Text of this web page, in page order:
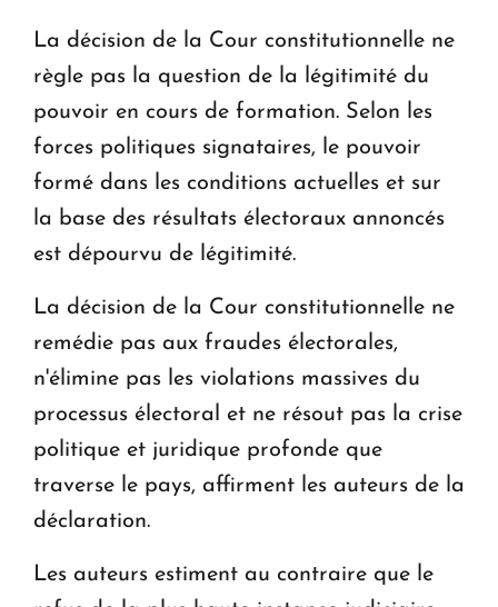
La décision de la Cour constitutionnelle ne
règle pas la question de la légitimité du
pouvoir en cours de formation. Selon les
forces politiques signataires, le pouvoir
formé dans les conditions actuelles et sur
la base des résultats électoraux annoncés
est dépourvu de légitimité.
La décision de la Cour constitutionnelle ne
remédie pas aux fraudes électorales,
n'élimine pas les violations massives du
processus électoral et ne résout pas la crise
politique et juridique profonde que
traverse le pays, affirment les auteurs de la
déclaration.
Les auteurs estiment au contraire que le